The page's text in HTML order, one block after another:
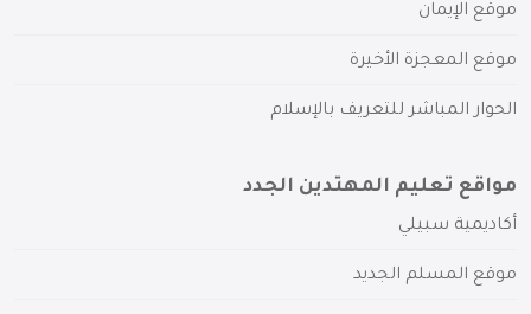
موقع الإيمان
موقع المعجزة الأخيرة
الحوار المباشر للتعريف بالإسلام
مواقع تعليم المهتدين الجدد
أكاديمية سبيلي
موقع المسلم الجديد